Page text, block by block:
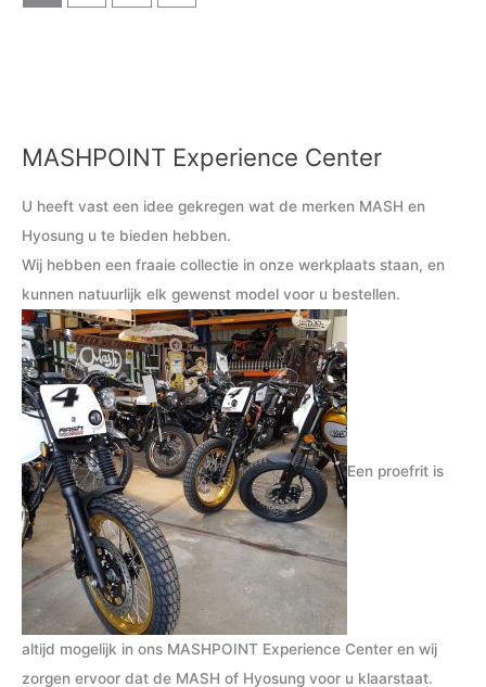
MASHPOINT Experience Center
U heeft vast een idee gekregen wat de merken MASH en
Hyosung u te bieden hebben.
Wij hebben een fraaie collectie in onze werkplaats staan, en
kunnen natuurlijk elk gewenst model voor u bestellen.
Een proefrit is
altijd mogelijk in ons MASHPOINT Experience Center en wij
zorgen ervoor dat de MASH of Hyosung voor u klaarstaat.